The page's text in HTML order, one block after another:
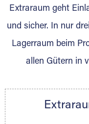
Ruhen wir uns
modernem
Lagergeschäft.
Extraraum geht
und sicher. In nur
Lagerraum beim
allen Gütern in